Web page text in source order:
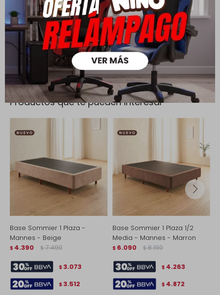
Ver mas
Medios de pago
Productos que te pueden interesar
Base Sommier 1 Plaza -
Mannes - Beige
$ 4.390 $ 7.490
$ 3.073
$ 3.512
Base Sommier 1 Plaza 1/2
Media - Mannes - Marron
$ 6.090 $ 8.190
$ 4.263
$ 4.872